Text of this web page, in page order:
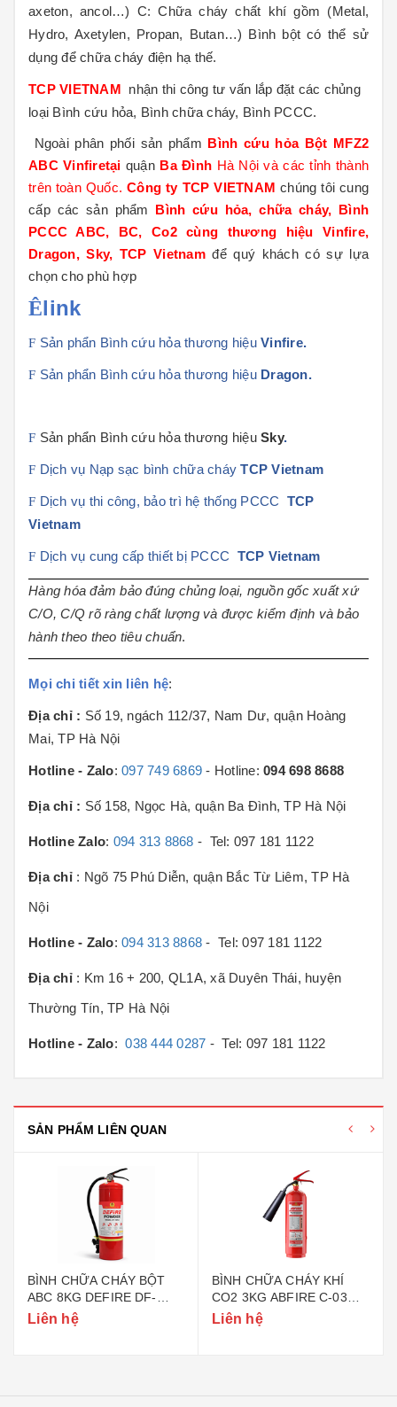
axeton, ancol…) C: Chữa cháy chất khí gồm (Metal,
Hydro, Axetylen, Propan, Butan…) Bình bột có thể sử
dụng để chữa cháy điện hạ thế.
TCP VIETNAM nhận thi công tư vấn lắp đặt các chủng
loại Bình cứu hỏa, Bình chữa cháy, Bình PCCC.
Ngoài phân phối sản phẩm
Bình cứu hỏa Bột MFZ2
ABC Vinfiretại quận Ba Đình Hà Nội và các tỉnh thành
trên toàn Quốc.Công ty TCP VIETNAMchúng tôi cung
cấp các sản phẩm
Bình cứu hỏa, chữa cháy, Bình
PCCC ABC, BC, Co2 cùng thương hiệu Vinfire,
Dragon, Sky, TCP Vietnam để quý khách có sự lựa
chọn cho phù hợp
Êlink
F Sản phẩn Bình cứu hỏa thương hiệu Vinfire.
F Sản phẩn Bình cứu hỏa thương hiệu Dragon.
F Sản phẩn Bình cứu hỏa thương hiệu Sky.
F Dịch vụ Nạp sạc bình chữa cháyTCP Vietnam
F Dịch vụ thi công, bảo trì hệ thống PCCC TCP
Vietnam
F Dịch vụ cung cấp thiết bị PCCC TCP Vietnam
Hàng hóa đảm bảo đúng chủng loại, nguồn gốc xuất xứ
C/O, C/Q rõ ràng chất lượng và được kiểm định và bảo
hành theo theo tiêu chuẩn.
Mọi chi tiết xin liên hệ:
Địa chỉ : Số 19, ngách 112/37, Nam Dư, quận Hoàng
Mai, TP Hà Nội
Hotline - Zalo: 097 749 6869- Hotline: 094 698 8688
Địa chỉ : Số 158, Ngọc Hà, quận Ba Đình, TP Hà Nội
Hotline Zalo: 094 313 8868 - Tel: 097 181 1122
Địa chỉ : Ngõ 75 Phú Diễn, quận Bắc Từ Liêm, TP Hà
Nội
Hotline - Zalo: 094 313 8868- Tel: 097 181 1122
Địa chỉ : Km 16 + 200, QL1A, xã Duyên Thái, huyện
Thường Tín, TP Hà Nội
Hotline - Zalo:038 444 0287 - Tel: 097 181 1122
SẢN PHẨM LIÊN QUAN
BÌNH CHỮA CHÁY BỘT
ABC 8KG DEFIRE DF-
ABC8 (BỘ CÔNG AN)
Liên hệ
BÌNH CHỮA CHÁY KHÍ
CO2 3KG ABFIRE C-03
(TEM BỘ CÔNG AN)
Liên hệ